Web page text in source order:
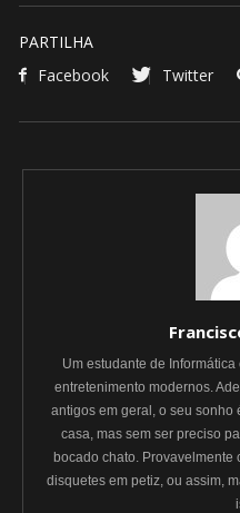
PARTILHA
Facebook
Twitter
Um estudante de
entretenimento modernos.
antigos em geral, o seu sonho
casa, mas sem ser preciso
bocado chato. Provavelmente
disquetes em petiz, ou assim,